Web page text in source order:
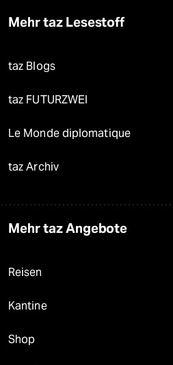
Mehr taz Lesestoff
taz Blogs
taz FUTURZWEI
Le Monde diplomatique
taz Archiv
Mehr taz Angebote
Reisen
Kantine
Shop